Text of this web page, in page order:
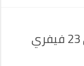
نتائج إجتماع محضر المجلس العلمي 23 فيفري